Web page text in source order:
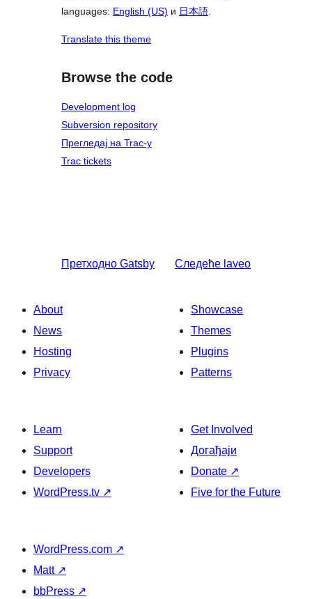
languages: English (US) и 日本語.
Translate this theme
Browse the code
Development log
Subversion repository
Прегледај на Trac-у
Trac tickets
Претходно Gatsby Следеће laveo
About
News
Hosting
Privacy
Showcase
Themes
Plugins
Patterns
Learn
Support
Developers
WordPress.tv ↗
Get Involved
Догађаји
Donate ↗
Five for the Future
WordPress.com ↗
Matt ↗
bbPress ↗